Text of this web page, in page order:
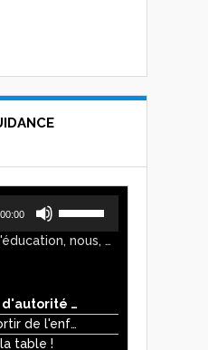
00:00
flèches
augmenter
ou
diminuer
En matière d'éducation, nous, parents, avons l'impression de faire preuve d'autorité. Mais n'est-ce pas, parfois, plutôt un jeu de pouvoir ? Ce podcast vous permettra d'y voir plus clair !
1. Faites-vous preuve d'autorité ou de pouvoir avec vos enfants ?
2. Ma méthode pour sortir de l'enfer des écrans
table !